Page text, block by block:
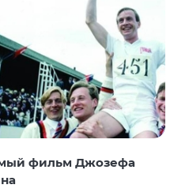
фильм Джозефа